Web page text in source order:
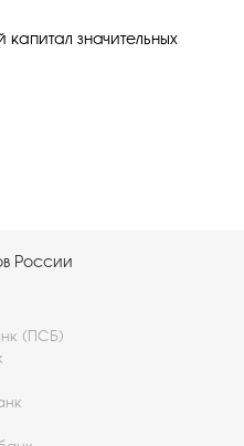
значительных
России
(ПСБ)